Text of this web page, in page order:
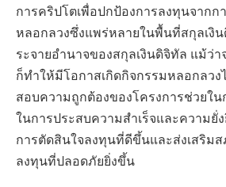
การคริปโตเพื่อปกป้องการลงทุนจากก
หลอกลวงซึ่งแพร่หลายในพื้นที่สกุลเงิ
ระจายอำนาจของสกุลเงินดิจิทัล แม้ว่
ก็ทำให้มีโอกาสเกิดกิจกรรมหลอกลวง
สอบความถูกต้องของโครงการช่วยใ
ในการประสบความสำเร็จและความยั่
การตัดสินใจลงทุนที่ดีขึ้นและส่งเสริม
ลงทุนที่ปลอดภัยยิ่งขึ้น